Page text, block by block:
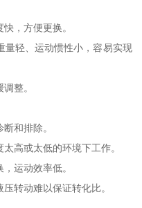
，方便更换。
量轻、运动惯性小，容易实现
整。
和排除。
高或太低的环境下工作。
运动效率低。
转动难以保证转化比。